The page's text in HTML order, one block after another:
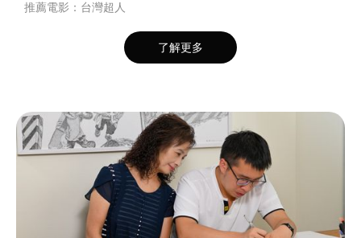
推薦電影：台灣超人
了解更多